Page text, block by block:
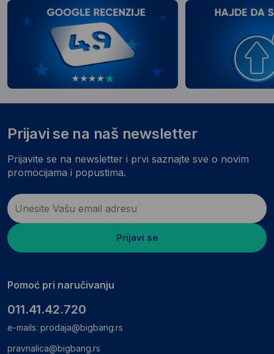
Prijavi se na naš newsletter
Prijavite se na newsletter i prvi saznajte sve o novim
promocijama i popustima.
Prijavi se
Pomoć pri naručivanju
011.41.42.720
e-mails: prodaja@bigbang.rs
pravnalica@bigbang.rs